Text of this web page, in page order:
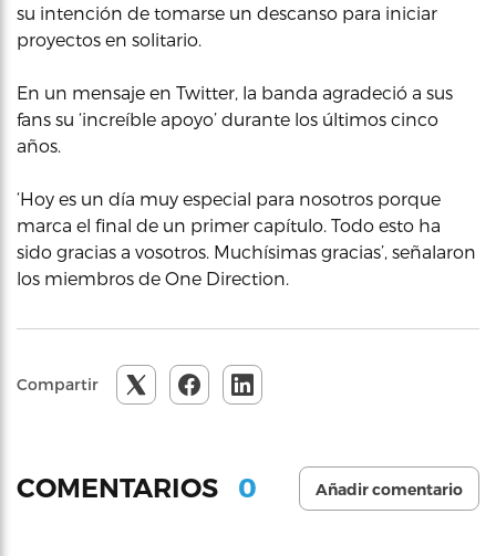
su intención de tomarse un descanso para iniciar
proyectos en solitario.
En un mensaje en Twitter, la banda agradeció a sus
fans su ‘increíble apoyo’ durante los últimos cinco
años.
‘Hoy es un día muy especial para nosotros porque
marca el final de un primer capítulo. Todo esto ha
sido gracias a vosotros. Muchísimas gracias’, señalaron
los miembros de One Direction.
Compartir
COMENTARIOS 0 Añadir comentario